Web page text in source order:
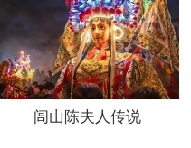
闾山陈夫人传说